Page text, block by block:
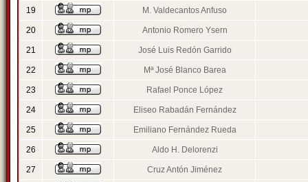
19 M. Valdecantos Anfuso
20 Antonio Romero Ysern
21 José Luis Redón Garrido
22 Mª José Blanco Barea
23 Rafael Ponce López
24 Eliseo Rabadán Fernández
25 Emiliano Fernández Rueda
26 Aldo H. Delorenzi
27 Cruz Antón Jiménez